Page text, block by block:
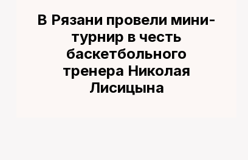
В Рязани провели мини-
турнир в честь
баскетбольного
тренера Николая
Лисицына